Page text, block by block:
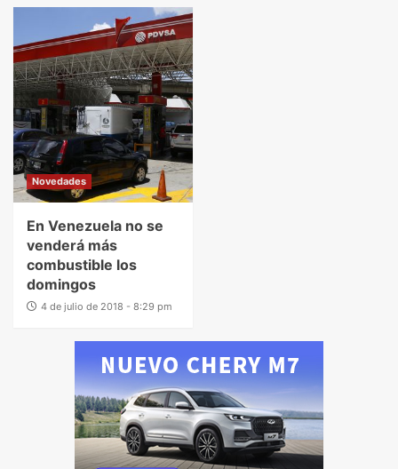
Novedades
En Venezuela no se
venderá más
combustible los
domingos
4 de julio de 2018 - 8:29 pm